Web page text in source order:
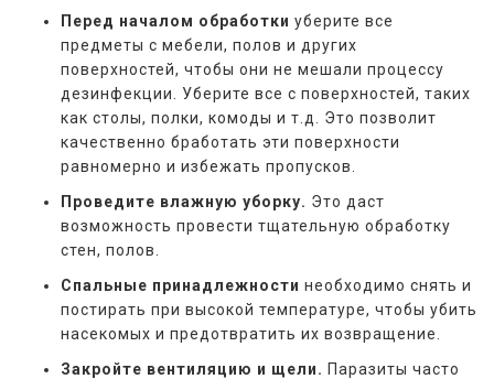
Перед началом обработки уберите все
предметы с мебели, полов и других
поверхностей, чтобы они не мешали процессу
дезинфекции. Уберите все с поверхностей, таких
как столы, полки, комоды и т.д. Это позволит
качественно бработать эти поверхности
равномерно и избежать пропусков.
Проведите влажную уборку. Это даст
возможность провести тщательную обработку
стен, полов.
Спальные принадлежности необходимо снять и
постирать при высокой температуре, чтобы убить
насекомых и предотвратить их возвращение.
Закройте вентиляцию и щели. Паразиты часто